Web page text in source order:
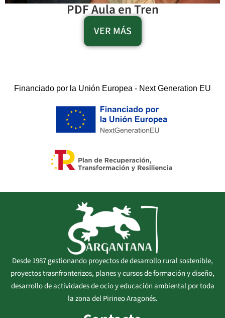
PDF Aula en Tren
VER MÁS
Financiado por la Unión Europea - Next Generation EU
Desde 1987 gestionando proyectos de desarrollo rural sostenible,
proyectos trasnfronterizos, planes y cursos de formación y diseño,
desarrollo de actividades de ocio y educación ambiental por toda
la zona del Pirineo Aragonés.